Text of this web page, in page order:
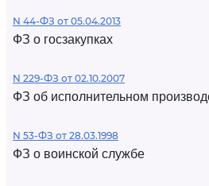
N 44-ФЗ от 05.04.2013
ФЗ о госзакупках
N 229-ФЗ от 02.10.2007
ФЗ об исполнительном
N 53-ФЗ от 28.03.1998
ФЗ о воинской службе